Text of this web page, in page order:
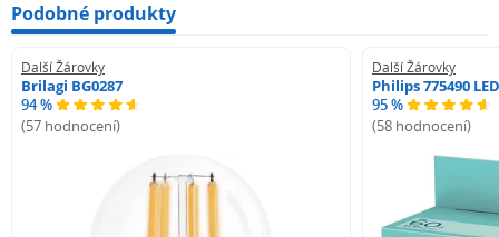
Podobné produkty
Další Žárovky
Brilagi BG0287
94 %
(57 hodnocení)
Další Žárovky
Philips 775490
95 %
(58 hodnocení)